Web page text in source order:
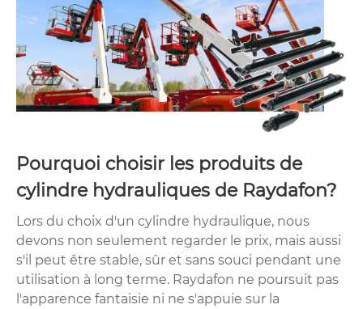
Pourquoi choisir les produits de
cylindre hydrauliques de Raydafon?
Lors du choix d'un cylindre hydraulique, nous
devons non seulement regarder le prix, mais aussi
s'il peut être stable, sûr et sans souci pendant une
utilisation à long terme. Raydafon ne poursuit pas
l'apparence fantaisie ni ne s'appuie sur la